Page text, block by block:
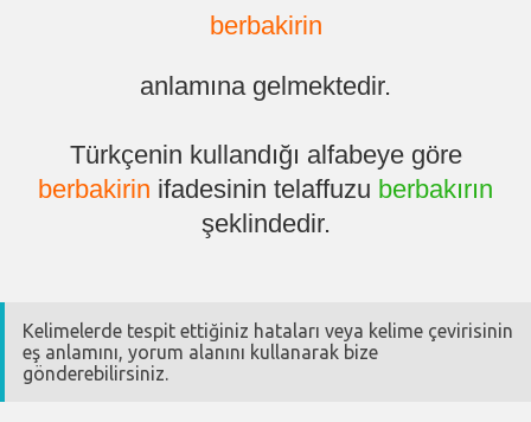
berbakirin
anlamına gelmektedir.
Türkçenin kullandığı alfabeye göre
berbakirin ifadesinin telaffuzu berbakırın
şeklindedir.
Kelimelerde tespit ettiğiniz hataları veya kelime çevirisinin
eş anlamını, yorum alanını kullanarak bize
gönderebilirsiniz.